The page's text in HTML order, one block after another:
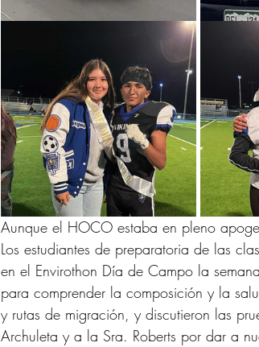
Aunque el HOCO estaba en pleno
Los estudiantes de preparatoria de las
en el Envirothon Día de Campo la
para comprender la composición y la
y rutas de migración, y discutieron las
Archuleta y a la Sra. Roberts por dar a